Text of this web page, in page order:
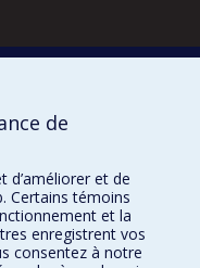
nucléaire
de
d’améliorer et de
Certains témoins
et la
enregistrent vos
consentez à notre